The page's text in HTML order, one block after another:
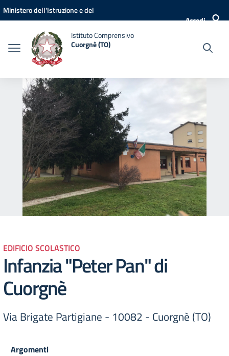
Vai ai contenuti
Vai al menu di navigazione
Vai al footer
Ministero dell'Istruzione e del
Accedi
Istituto Comprensivo
Cuorgnè (TO)
EDIFICIO SCOLASTICO
Infanzia "Peter Pan" di
Cuorgnè
Via Brigate Partigiane - 10082 - Cuorgnè (TO)
Argomenti